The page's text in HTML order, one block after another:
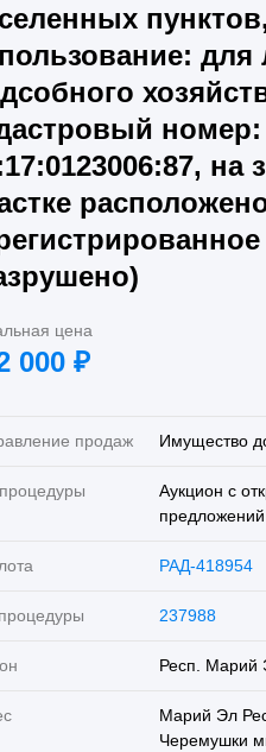
для
номер:
на
цена
000 ₽
продаж Имущество
Аукцион с
предложений
РАД-418954
237988
Респ. Марий
Марий Эл
Черемушки